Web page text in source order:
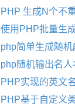
PHP 生成N个不
使用PHP批量生
php简单生成随
php随机输出名
PHP实现的英文
PHP基于自定义